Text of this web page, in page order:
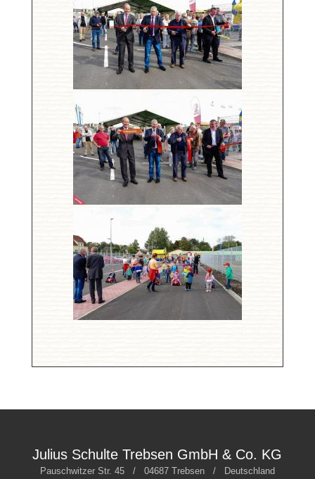
Julius Schulte Trebsen GmbH & Co. KG
Pauschwitzer Str. 45 / 04687 Trebsen / Deutschland